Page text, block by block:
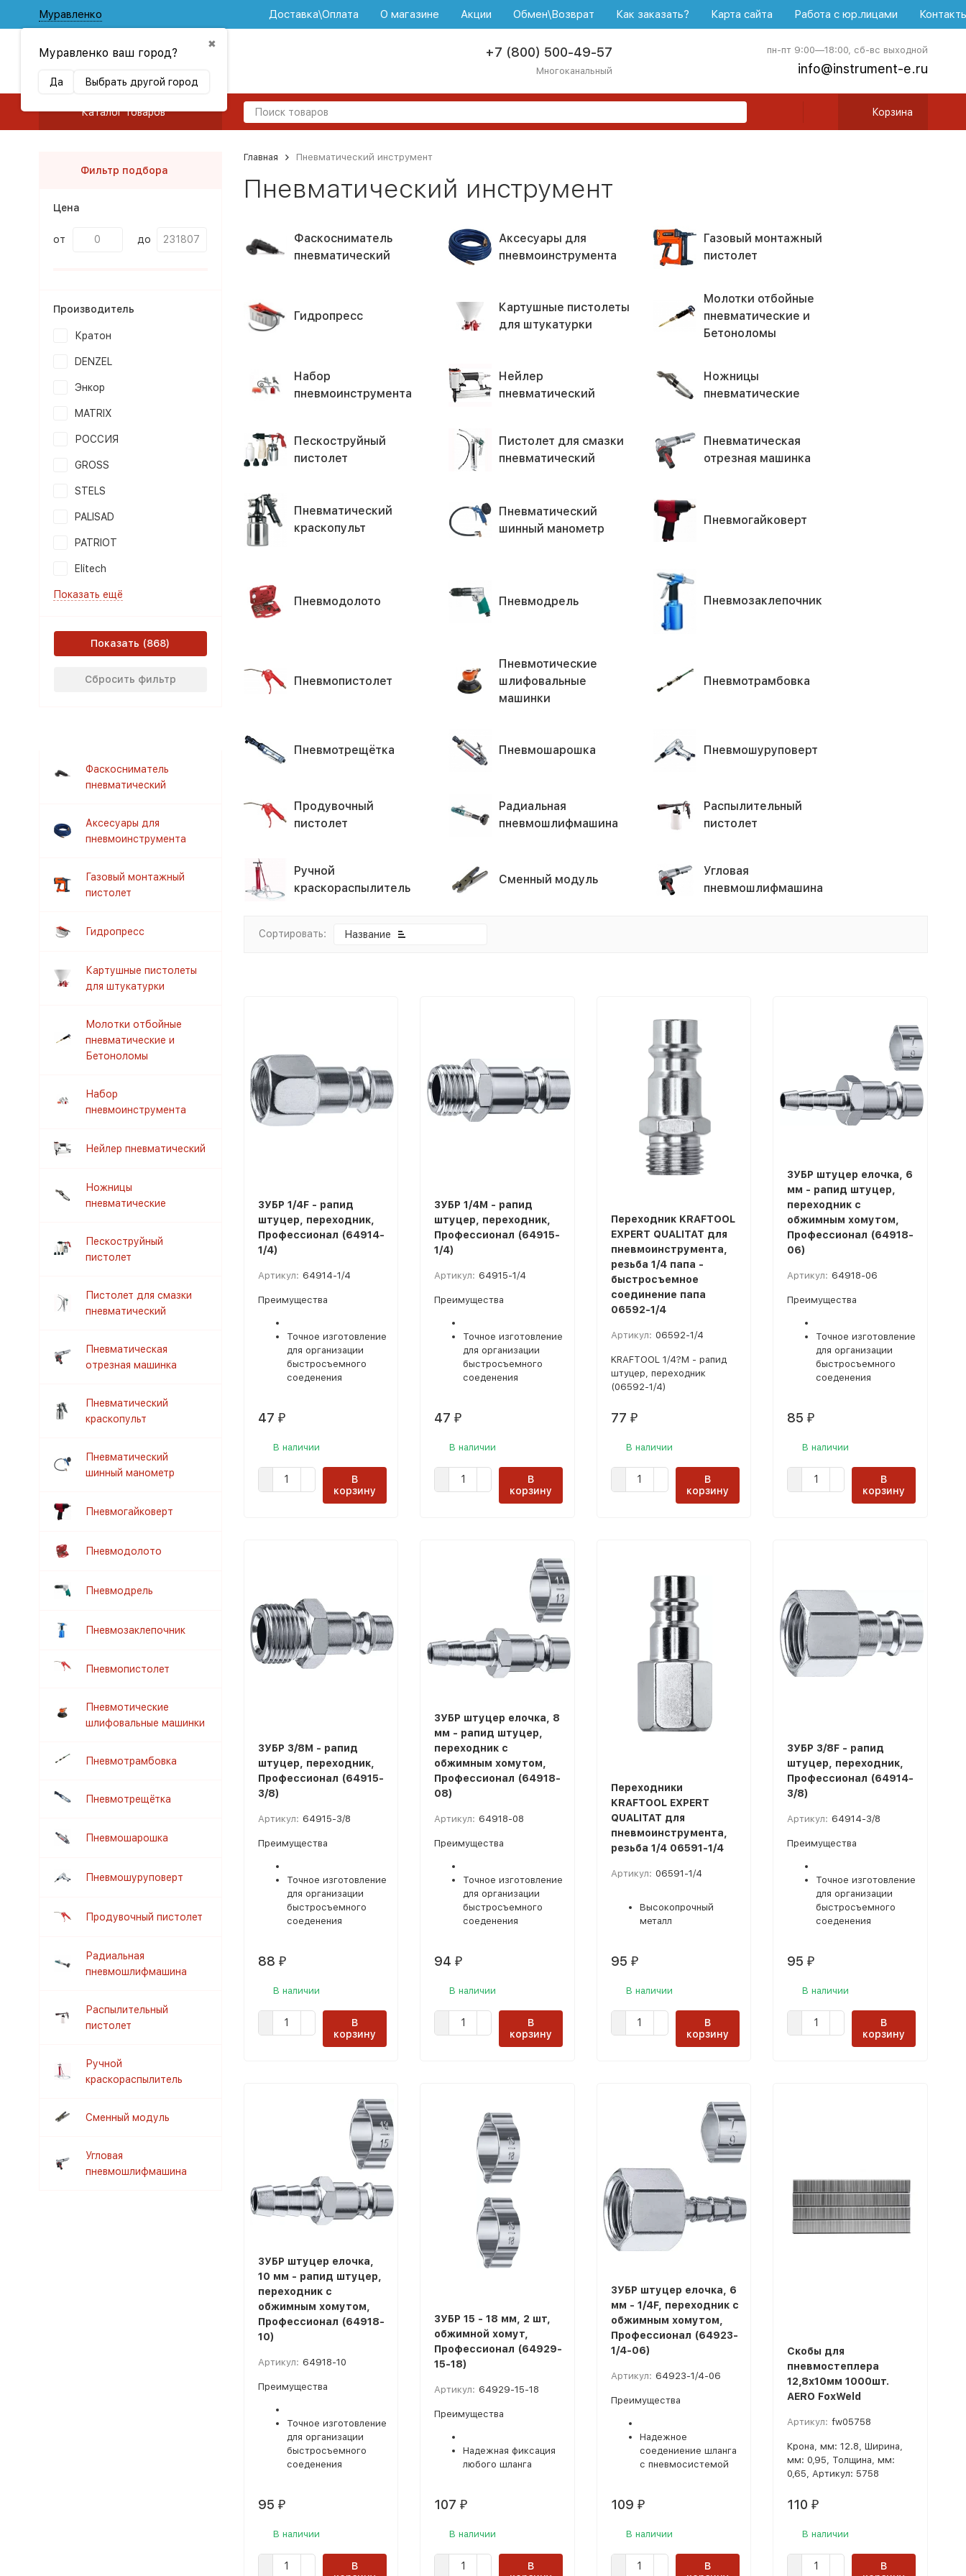
Муравленко
✖
Муравленко ваш город?
Да Выбрать другой город
Доставка\Оплата О магазине Акции Обмен\Возврат Как заказать? Карта сайта Работа с юр.лицами
+7 (800) 500-49-57
Многоканальный
пн-пт 9:00—18:00, сб-вс выходной
info@instrument-e.ru
Каталог товаров Корзина
Главная Пневматический инструмент
Пневматический инструмент
Фаскосниматель
пневматический
Аксесуары для
пневмоинструмента
Газовый монтажный
пистолет
Гидропресс
Картушные пистолеты
для штукатурки
Молотки отбойные
пневматические и
Бетоноломы
Набор
пневмоинструмента
Нейлер
пневматический
Ножницы
пневматические
Пескоструйный
пистолет
Пистолет для смазки
пневматический
Пневматическая
отрезная машинка
Пневматический
краскопульт
Пневматический
шинный манометр
Пневмогайковерт
Пневмодолото Пневмодрель Пневмозаклепочник
Пневмопистолет
Пневмотические
шлифовальные
машинки
Пневмотрамбовка
Пневмотрещётка Пневмошарошка Пневмошуруповерт
Продувочный
пистолет
Радиальная
пневмошлифмашина
Распылительный
пистолет
Ручной
краскораспылитель
Сменный модуль
Угловая
пневмошлифмашина
Сортировать: Название
ЗУБР 1/4F - рапид
штуцер, переходник,
Профессионал (64914-
1/4)
Артикул: 64914-1/4
Преимущества
Точное изготовление
для организации
быстросъемного
соеденения
47 ₽
В наличии
В
корзину
ЗУБР 1/4M - рапид
штуцер, переходник,
Профессионал (64915-
1/4)
Артикул: 64915-1/4
Преимущества
Точное изготовление
для организации
быстросъемного
соеденения
47 ₽
В наличии
В
корзину
Переходник KRAFTOOL
EXPERT QUALITAT для
пневмоинструмента,
резьба 1/4 папа -
быстросъемное
соединение папа
06592-1/4
Артикул: 06592-1/4
KRAFTOOL 1/4?M - рапид
штуцер, переходник
(06592-1/4)
77 ₽
В наличии
В
корзину
ЗУБР штуцер елочка, 6
мм - рапид штуцер,
переходник с
обжимным хомутом,
Профессионал (64918-
06)
Артикул: 64918-06
Преимущества
Точное изготовление
для организации
быстросъемного
соеденения
85 ₽
В наличии
В
корзину
ЗУБР 3/8M - рапид
штуцер, переходник,
Профессионал (64915-
3/8)
Артикул: 64915-3/8
Преимущества
Точное изготовление
для организации
быстросъемного
соеденения
88 ₽
В наличии
В
корзину
ЗУБР штуцер елочка, 8
мм - рапид штуцер,
переходник с
обжимным хомутом,
Профессионал (64918-
08)
Артикул: 64918-08
Преимущества
Точное изготовление
для организации
быстросъемного
соеденения
94 ₽
В наличии
В
корзину
Переходники
KRAFTOOL EXPERT
QUALITAT для
пневмоинструмента,
резьба 1/4 06591-1/4
Артикул: 06591-1/4
Высокопрочный
металл
95 ₽
В наличии
В
корзину
ЗУБР 3/8F - рапид
штуцер, переходник,
Профессионал (64914-
3/8)
Артикул: 64914-3/8
Преимущества
Точное изготовление
для организации
быстросъемного
соеденения
95 ₽
В наличии
В
корзину
ЗУБР штуцер елочка,
10 мм - рапид штуцер,
переходник с
обжимным хомутом,
Профессионал (64918-
10)
Артикул: 64918-10
Преимущества
Точное изготовление
для организации
быстросъемного
соеденения
95 ₽
В наличии
В
ЗУБР 15 - 18 мм, 2 шт,
обжимной хомут,
Профессионал (64929-
15-18)
Артикул: 64929-15-18
Преимущества
Надежная фиксация
любого шланга
107 ₽
В наличии
В
ЗУБР штуцер елочка, 6
мм - 1/4F, переходник с
обжимным хомутом,
Профессионал (64923-
1/4-06)
Артикул: 64923-1/4-06
Преимущества
Надежное
соедениение шланга
с пневмосистемой
109 ₽
В наличии
В
Скобы для
пневмостеплера
12,8х10мм 1000шт.
AERO FoxWeld
Артикул: fw05758
Крона, мм: 12.8, Ширина,
мм: 0,95, Толщина, мм:
0,65, Артикул: 5758
110 ₽
В наличии
В
Фильтр подбора
Цена
от до
Производитель
Кратон
DENZEL
Энкор
MATRIX
РОССИЯ
GROSS
STELS
PALISAD
PATRIOT
Elitech
Показать ещё
Показать
Сбросить фильтр
Фаскосниматель
пневматический
Аксесуары для
пневмоинструмента
Газовый монтажный
пистолет
Гидропресс
Картушные пистолеты
для штукатурки
Молотки отбойные
пневматические и
Бетоноломы
Набор
пневмоинструмента
Нейлер пневматический
Ножницы
пневматические
Пескоструйный
пистолет
Пистолет для смазки
пневматический
Пневматическая
отрезная машинка
Пневматический
краскопульт
Пневматический
шинный манометр
Пневмогайковерт
Пневмодолото
Пневмодрель
Пневмозаклепочник
Пневмопистолет
Пневмотические
шлифовальные машинки
Пневмотрамбовка
Пневмотрещётка
Пневмошарошка
Пневмошуруповерт
Продувочный пистолет
Радиальная
пневмошлифмашина
Распылительный
пистолет
Ручной
краскораспылитель
Сменный модуль
Угловая
пневмошлифмашина